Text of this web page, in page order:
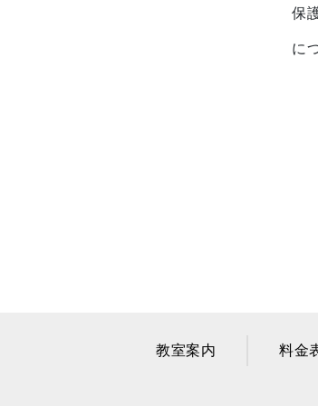
保
に
教室案内 料金